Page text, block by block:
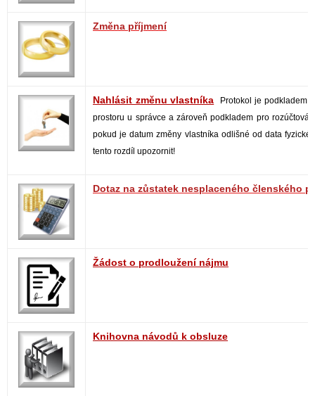
Změna příjmení
Nahlásit změnu vlastníka
Protokol je podkladem
prostoru u správce a zároveň podkladem pro
pokud je datum změny vlastníka odlišné od data
tento rozdíl upozornit!
Dotaz na zůstatek nesplaceného členského
Žádost o prodloužení nájmu
Knihovna návodů k obsluze